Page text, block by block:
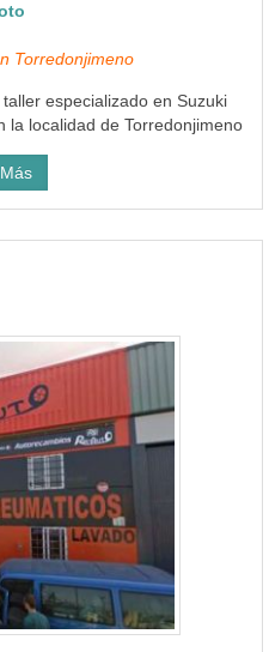
Torredonjimeno
especializado en Suzuki
la localidad de Torredonjimeno